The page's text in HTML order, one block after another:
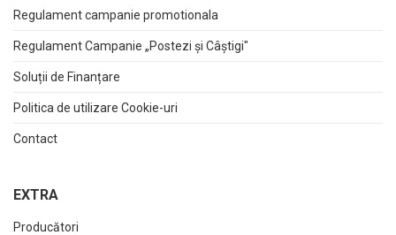
Regulament campanie promotionala
Regulament Campanie „Postezi și Câștigi"
Soluții de Finanțare
Politica de utilizare Cookie-uri
Contact
EXTRA
Producători